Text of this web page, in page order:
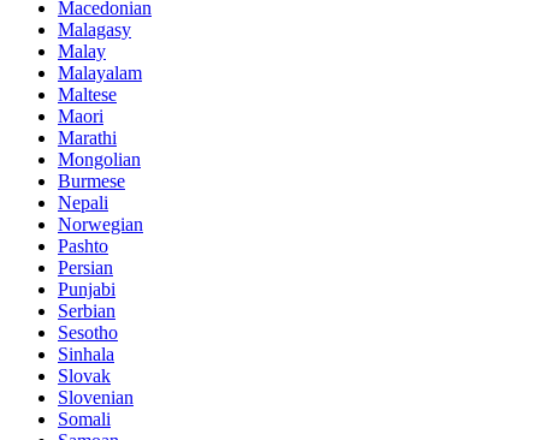
Macedonian
Malagasy
Malay
Malayalam
Maltese
Maori
Marathi
Mongolian
Burmese
Nepali
Norwegian
Pashto
Persian
Punjabi
Serbian
Sesotho
Sinhala
Slovak
Slovenian
Somali